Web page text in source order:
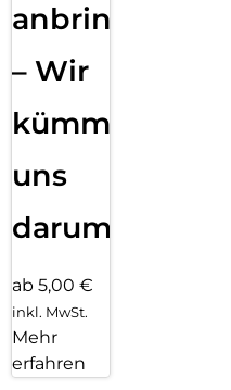
anbringen
– Wir
kümmern
uns
darum!
ab 5,00 €
inkl. MwSt.
Mehr
erfahren